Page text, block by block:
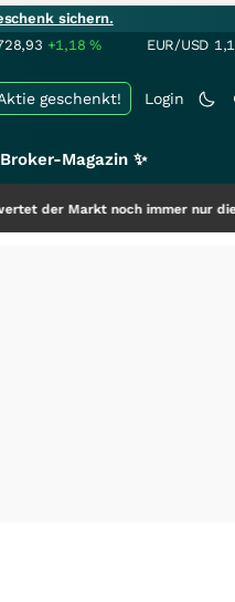
sichern.
+1,18% EUR/USD
Login
geschenkt!
Broker-Magazin ✨
immer nur die Hälfte der